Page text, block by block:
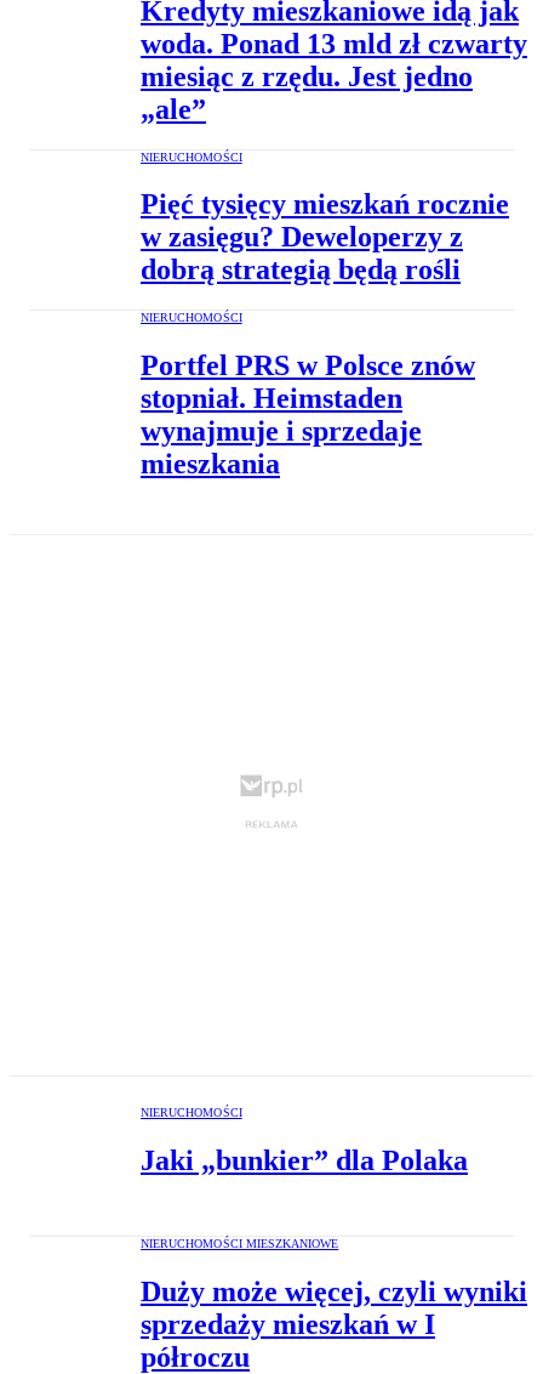
Kredyty mieszkaniowe idą jak
woda. Ponad 13 mld zł czwarty
miesiąc z rzędu. Jest jedno
„ale”
NIERUCHOMOŚCI
Pięć tysięcy mieszkań rocznie
w zasięgu? Deweloperzy z
dobrą strategią będą rośli
NIERUCHOMOŚCI
Portfel PRS w Polsce znów
stopniał. Heimstaden
wynajmuje i sprzedaje
mieszkania
NIERUCHOMOŚCI
Jaki „bunkier” dla Polaka
NIERUCHOMOŚCI MIESZKANIOWE
Duży może więcej, czyli wyniki
sprzedaży mieszkań w I
półroczu